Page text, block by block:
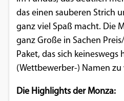
das einen sauberen Strich
ganz viel Spaß macht. Die
ganz Große in Sachen
Paket, das sich keineswegs
(Wettbewerber-) Namen
Die Highlights der Monza: